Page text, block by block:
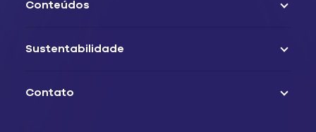
Conteúdos
Sustentabilidade
Contato